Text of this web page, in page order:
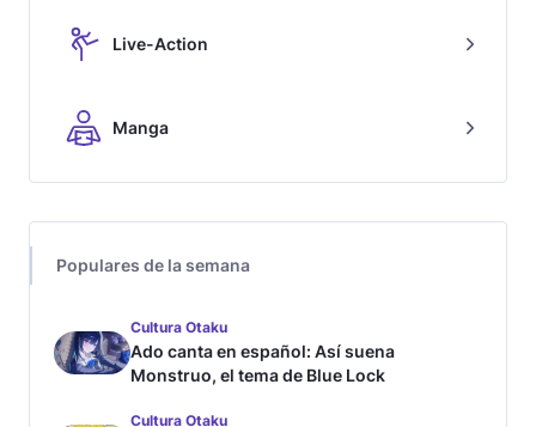
Live-Action
Manga
Populares de la semana
Cultura Otaku
Ado canta en español: Así suena
Monstruo, el tema de Blue Lock
Cultura Otaku